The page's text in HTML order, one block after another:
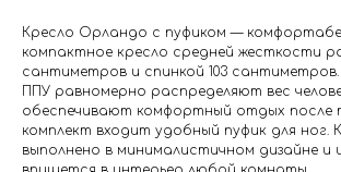
Кресло Орландо с пуфиком —
компактное кресло средней жесткости
сантиметров и спинкой 103
ППУ равномерно распределяют вес
обеспечивают комфортный отдых после
комплект входит удобный пуфик для ног.
выполнено в минималистичном дизайне и